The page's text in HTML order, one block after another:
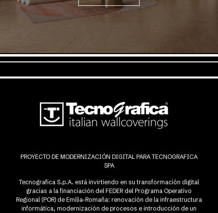
PROYECTO DE MODERNIZACIÓN DIGITAL PARA TECNOGRAFICA
SPA
Tecnografica S.p.A. está invirtiendo en su transformación digital
gracias a la financiación del FEDER del Programa Operativo
Regional (POR) de Emilia-Romaña: renovación de la infraestructura
informática, modernización de procesos e introducción de un